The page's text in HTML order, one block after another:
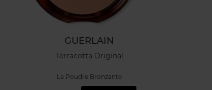
GUERLAIN
Terracotta Original
La Poudre Bronzante